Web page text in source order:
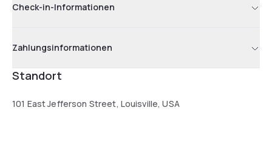
Check-in-Informationen
Zahlungsinformationen
Standort
101 East Jefferson Street, Louisville, USA